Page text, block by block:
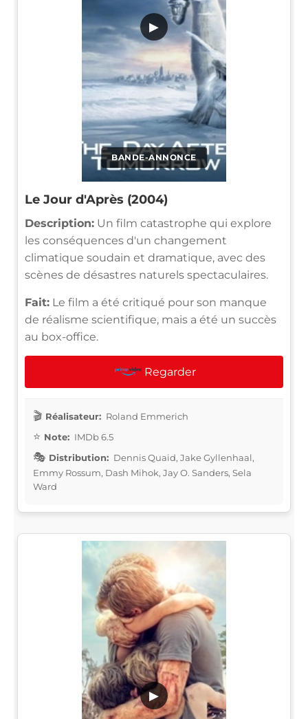
BANDE-ANNONCE
▶
Le Jour d'Après (2004)
Description: Un film catastrophe qui explore
les conséquences d'un changement
climatique soudain et dramatique, avec des
scènes de désastres naturels spectaculaires.
Fait: Le film a été critiqué pour son manque
de réalisme scientifique, mais a été un succès
au box-office.
Regarder
Réalisateur: Roland Emmerich
Note: IMDb 6.5
Distribution: Dennis Quaid, Jake Gyllenhaal,
Emmy Rossum, Dash Mihok, Jay O. Sanders, Sela
Ward
▶